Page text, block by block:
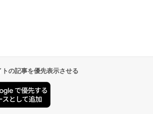
の記事を優先表示させる